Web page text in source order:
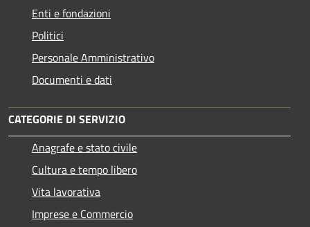
Enti e fondazioni
Politici
Personale Amministrativo
Documenti e dati
CATEGORIE DI SERVIZIO
Anagrafe e stato civile
Cultura e tempo libero
Vita lavorativa
Imprese e Commercio